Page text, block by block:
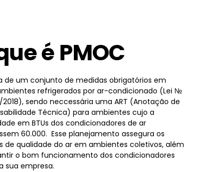
é PMOC
de um conjunto de medidas obrigatórios em
refrigerados por ar-condicionado (Lei №
2018), sendo neccessária uma ART (Anotação de
Técnica) para ambientes cujo a
em BTUs dos condicionadores de ar
60.000. Esse planejamento assegura os
de qualidade do ar em ambientes coletivos, além
o bom funcionamento dos condicionadores
sua empresa.